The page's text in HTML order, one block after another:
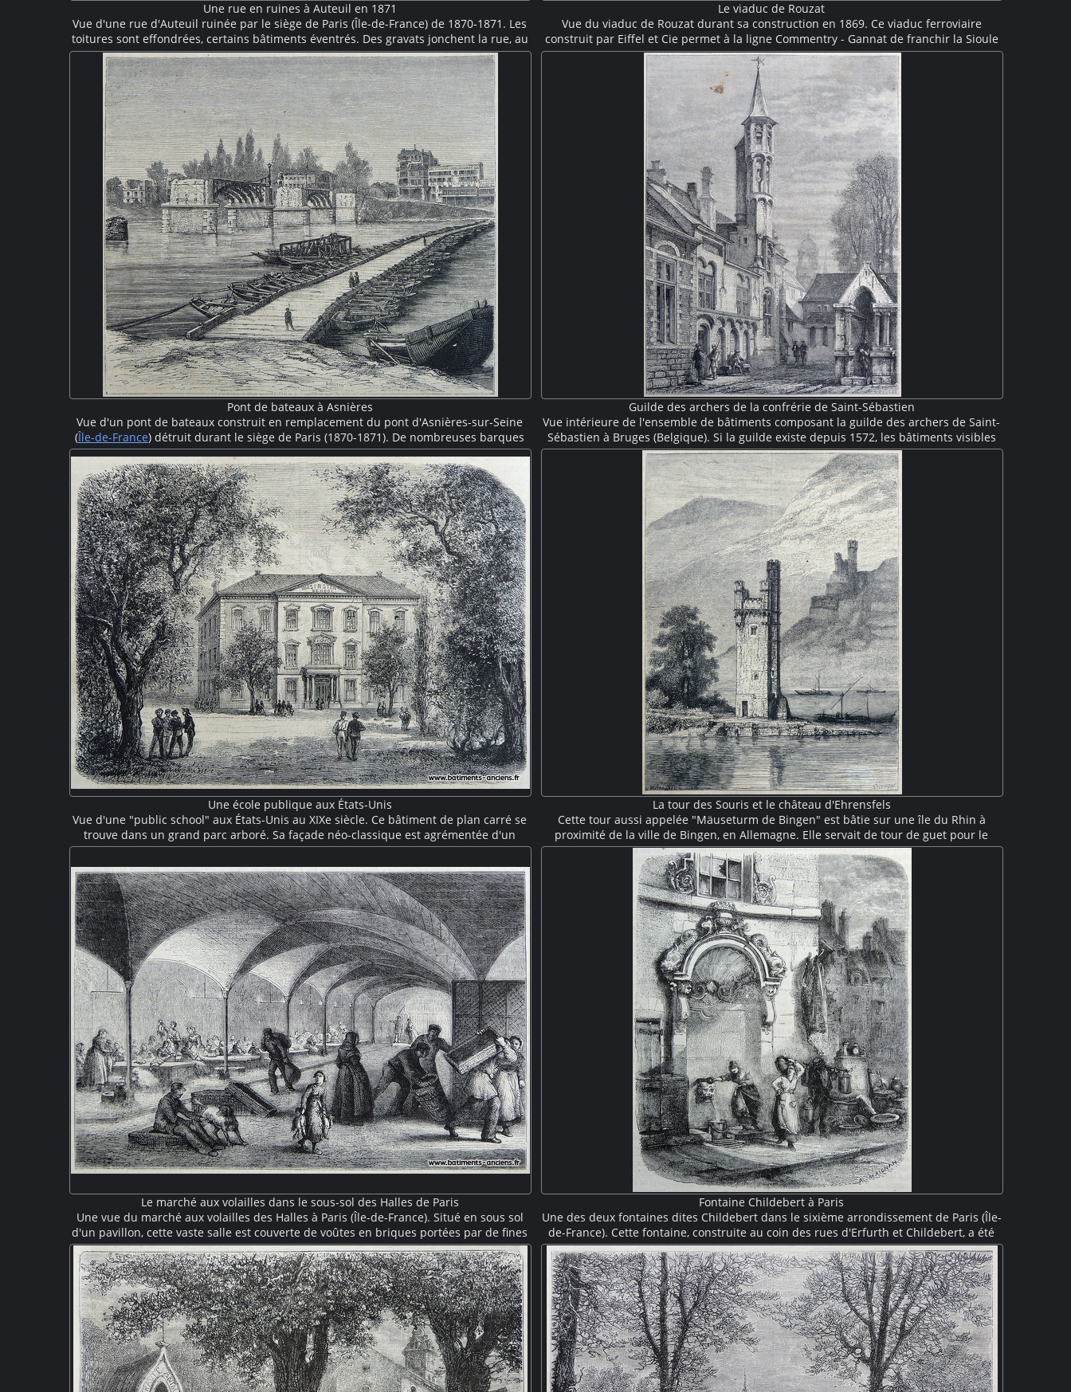
Une rue en ruines à Auteuil en 1871
Vue d'une rue d'Auteuil ruinée par le siège de Paris (Île-de-France) de 1870-1871. Les
toitures sont effondrées, certains bâtiments éventrés. Des gravats jonchent la rue, au
loin un pont ferroviaire semble avoir été épargné. De petits groupent de badauds
observent les dégâts occasionnés par la guerre et par La Commune.
Le viaduc de Rouzat
Vue du viaduc de Rouzat durant sa construction en 1869. Ce viaduc ferroviaire
construit par Eiffel et Cie permet à la ligne Commentry - Gannat de franchir la Sioule
à une hauteur de soixante mètres. Il est totalement en métal, y compris ses deux
piles, ce qui était une innovation pour Gustave Eiffel. On voit une travée et la seconde
pile en cours de montage, une petite grue est installée au bout du porte-à-faux.
L'ancien pont de pierre sur la Sioule est encore visible au pied du nouveau viaduc.
Pont de bateaux à Asnières
Vue d'un pont de bateaux construit en remplacement du pont d'Asnières-sur-Seine
(Île-de-France) détruit durant le siège de Paris (1870-1871). De nombreuses barques
solidement arrimées supportent un tablier en bois constitué de forts bastaings. Un
soldat et quelques civils traversent le pont. En arrière plan, le pont détruit dont les
piles et quelques travées sont encore visibles. Sur l'autre berge de la Seine, quelques
habitations également ruinées par la guerre.
Guilde des archers de la confrérie de Saint-Sébastien
Vue intérieure de l'ensemble de bâtiments composant la guilde des archers de Saint-
Sébastien à Bruges (Belgique). Si la guilde existe depuis 1572, les bâtiments visibles
sur la gravure datent du XIXe siècle et correspondent à un vaste remaniement mené
dans le style néo-gothique par l'architecte Louis Delacenserie. La tour hexagonale
élancée est caractéristique de cet ensemble architectural.
Une école publique aux États-Unis
Vue d'une "public school" aux États-Unis au XIXe siècle. Ce bâtiment de plan carré se
trouve dans un grand parc arboré. Sa façade néo-classique est agrémentée d'un
porche avec quatre colonnes, de grandes baies avec fronton, et surmontée d'un
grand fronton triangulaire où est inscrit "Washington School". Des petits groupes
d'étudiants se promènent aux alentours en discutant.
La tour des Souris et le château d'Ehrensfels
Cette tour aussi appelée "Mäuseturm de Bingen" est bâtie sur une île du Rhin à
proximité de la ville de Bingen, en Allemagne. Elle servait de tour de guet pour le
château d'Ehrensfels visible à flan de montagne au second plan. Construite
initialement au XIIIe siècle puis détruite au XVIIe siècle, elle fut reconstruite dans un
style néo-gothique en 1855.
Le marché aux volailles dans le sous-sol des Halles de Paris
Une vue du marché aux volailles des Halles à Paris (Île-de-France). Situé en sous sol
d'un pavillon, cette vaste salle est couverte de voûtes en briques portées par de fines
colonnes de fonte caractéristiques de cette architecture fonctionnelle du XIXe siècle.
Au premier plan des manutentionnaires appelés "forts des halles" portent des
paniers et des sacs. Au second plan, éclairées par des becs de gaz, des femmes
plument et préparent les volailles.
Fontaine Childebert à Paris
Une des deux fontaines dites Childebert dans le sixième arrondissement de Paris (Île-
de-France). Cette fontaine, construite au coin des rues d'Erfurth et Childebert, a été
construite en 1716 puis démontée en 1867 lors du percement de la rue de Rennes. La
fontaine, installée dans une niche, est couverte par une voûte en coquille richement
décorée. Des femmes viennent remplir leurs seaux au jet d'eau craché par un
grotesque. On devine la devanture d'une échoppe sur la droite.